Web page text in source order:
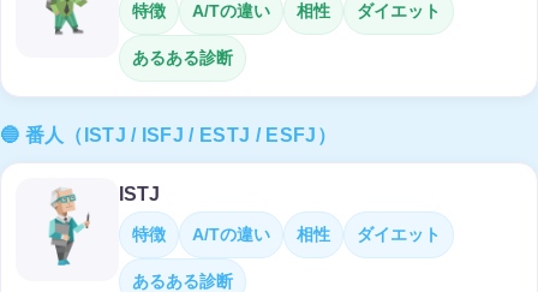
特徴 A/Tの違い 相性 ダイエット
あるある診断
🔵 番人（ISTJ / ISFJ / ESTJ / ESFJ）
ISTJ
特徴 A/Tの違い 相性 ダイエット
あるある診断